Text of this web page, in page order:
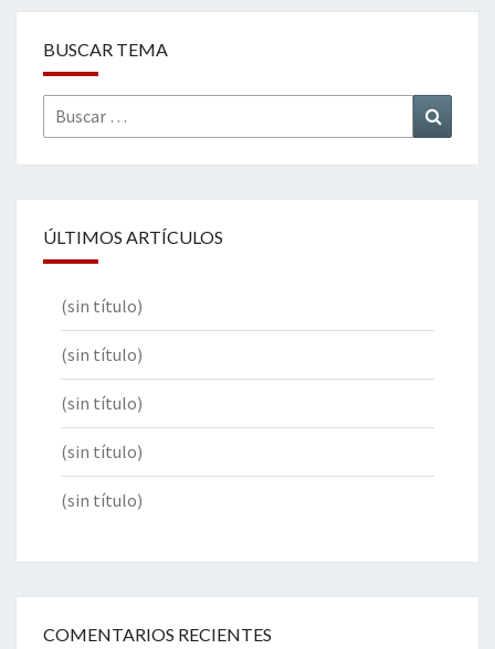
BUSCAR TEMA
Buscar
por:
ÚLTIMOS ARTÍCULOS
(sin título)
(sin título)
(sin título)
(sin título)
(sin título)
COMENTARIOS RECIENTES